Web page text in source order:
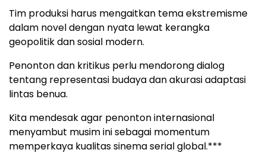
Tim produksi harus mengaitkan tema ekstremisme
dalam novel dengan nyata lewat kerangka
geopolitik dan sosial modern.
Penonton dan kritikus perlu mendorong dialog
tentang representasi budaya dan akurasi adaptasi
lintas benua.
Kita mendesak agar penonton internasional
menyambut musim ini sebagai momentum
memperkaya kualitas sinema serial global.***